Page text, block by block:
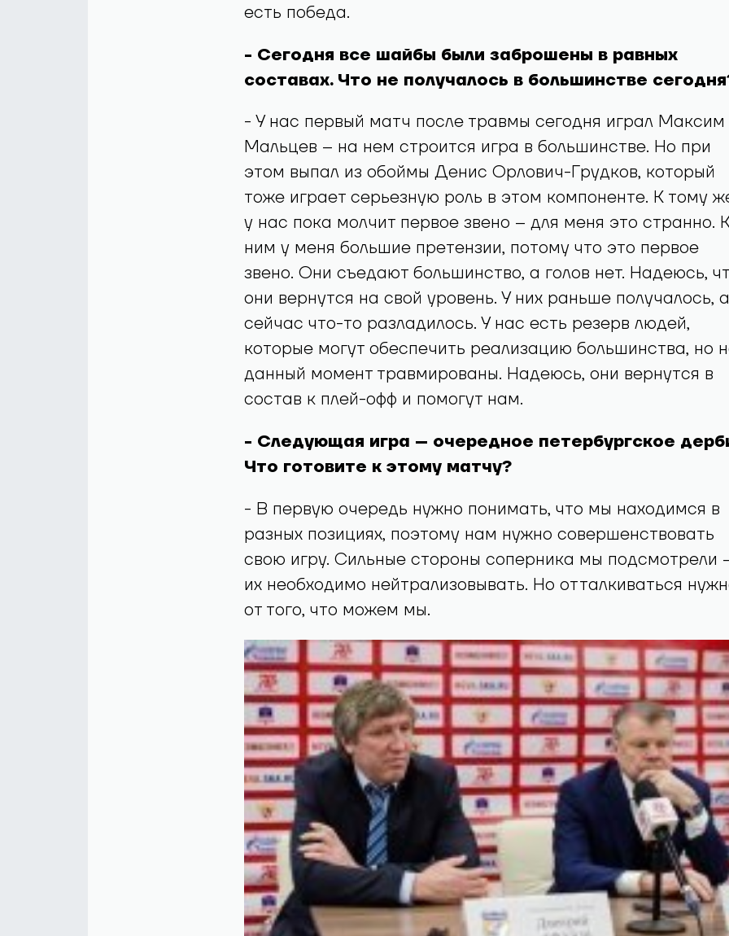
есть победа.
- Сегодня все шайбы были заброшены в равных
составах. Что не получалось в большинстве
- У нас первый матч после травмы сегодня играл Максим
Мальцев – на нем строится игра в большинстве. Но при
этом выпал из обоймы Денис Орлович-Грудков, который
тоже играет серьезную роль в этом компоненте. К тому
у нас пока молчит первое звено – для меня это странно.
ним у меня большие претензии, потому что это первое
звено. Они съедают большинство, а голов нет. Надеюсь,
они вернутся на свой уровень. У них раньше получалось, а
сейчас что-то разладилось. У нас есть резерв людей,
которые могут обеспечить реализацию большинства, но
данный момент травмированы. Надеюсь, они вернутся в
состав к плей-офф и помогут нам.
- Следующая игра – очередное петербургское
Что готовите к этому матчу?
- В первую очередь нужно понимать, что мы находимся в
разных позициях, поэтому нам нужно совершенствовать
свою игру. Сильные стороны соперника мы подсмотрели
их необходимо нейтрализовывать. Но отталкиваться
от того, что можем мы.